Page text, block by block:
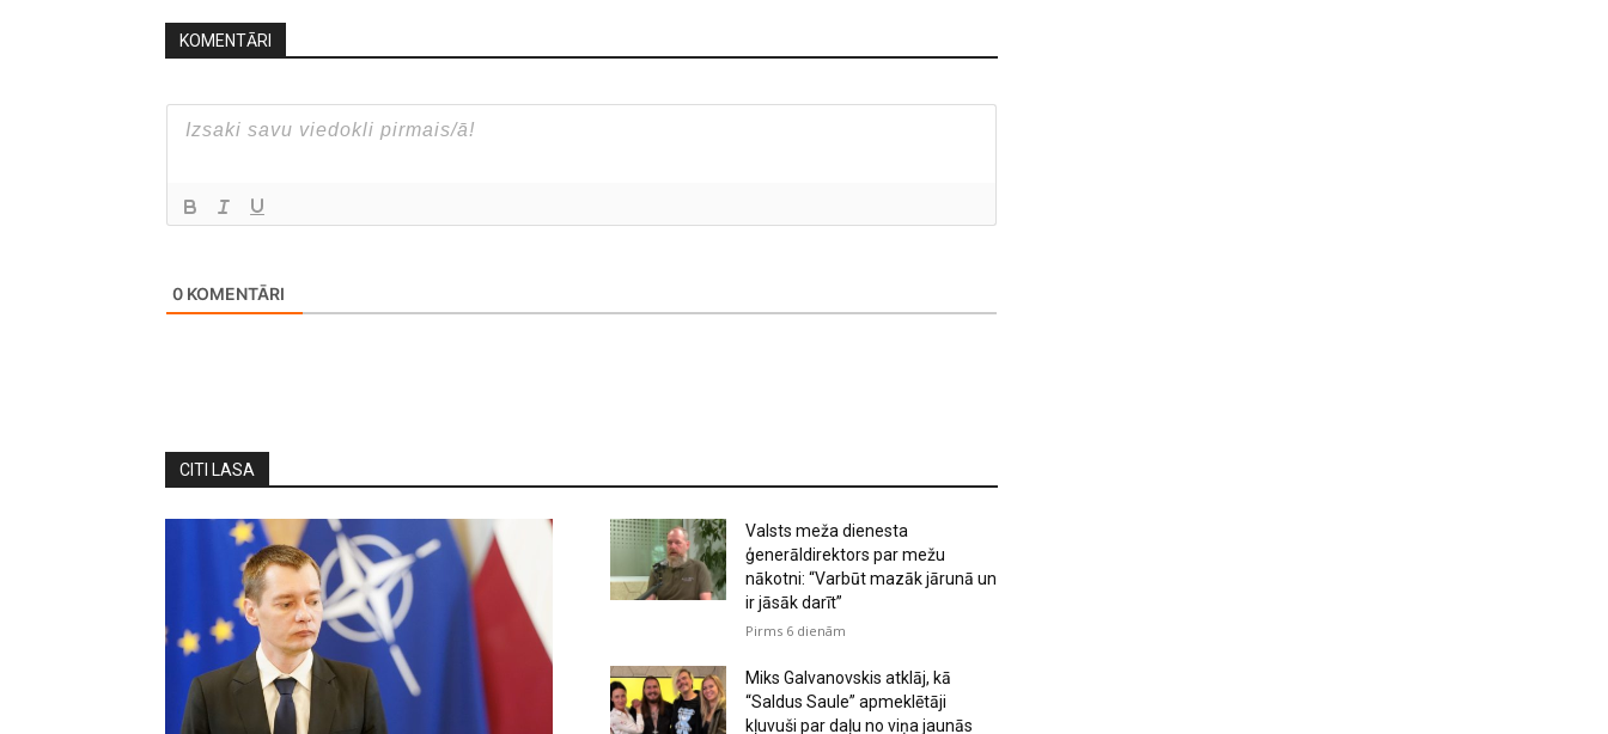
KOMENTĀRI
0 KOMENTĀRI
CITI LASA
Valsts meža dienesta
ģenerāldirektors par mežu
nākotni: “Varbūt mazāk jārunā un
ir jāsāk darīt”
Pirms 6 dienām
Miks Galvanovskis atklāj, kā
“Saldus Saule” apmeklētāji
kļuvuši par daļu no viņa jaunās